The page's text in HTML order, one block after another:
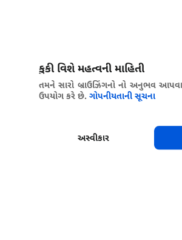
કુકી વિશે મહત્વની માહિતી
તમને સારો બ્રાઉઝિંગનો નો અનુભવ
ઉપયોગ કરે છે. ગોપનીયતાની સૂચના
અસ્વીકાર